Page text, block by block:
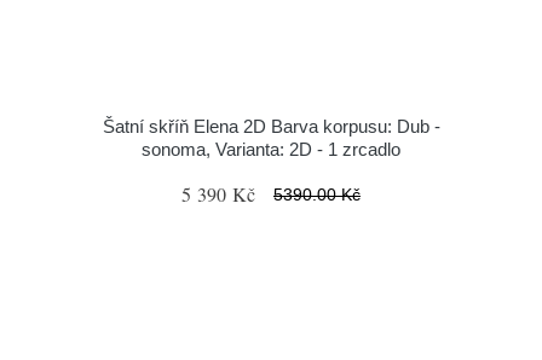
Šatní skříň Elena 2D Barva korpusu: Dub -
sonoma, Varianta: 2D - 1 zrcadlo
5 390 Kč 5390.00 Kč